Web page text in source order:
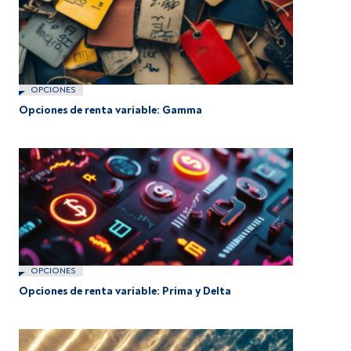
OPCIONES
Opciones de renta variable: Gamma
OPCIONES
Opciones de renta variable: Prima y Delta